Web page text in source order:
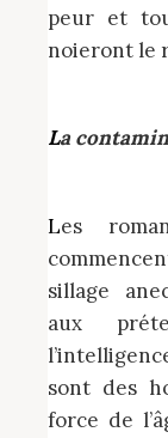
peur et
noieront le
La
Les romans d’André de Richaud
sillage
aux
sont des
force de